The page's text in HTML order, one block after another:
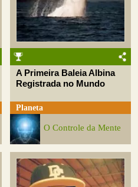
A Primeira Baleia Albina
Registrada no Mundo
Planeta
O Controle da Mente